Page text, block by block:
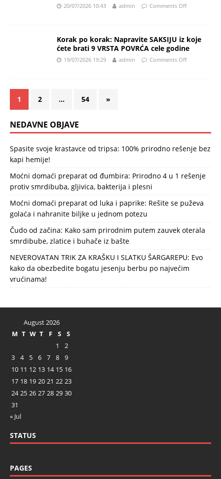
20/07/2026 10:43 admin Comments Off
Korak po korak: Napravite SAKSIJU iz koje
ćete brati 9 VRSTA POVRĆA cele godine
19/07/2026 19:29 admin Comments Off
1 2 … 54 »
NEDAVNE OBJAVE
Spasite svoje krastavce od tripsa: 100% prirodno rešenje bez
kapi hemije!
Moćni domaći preparat od đumbira: Prirodno 4 u 1 rešenje
protiv smrdibuba, gljivica, bakterija i plesni
Moćni domaći preparat od luka i paprike: Rešite se puževa
golaća i nahranite biljke u jednom potezu
Čudo od začina: Kako sam prirodnim putem zauvek oterala
smrdibube, zlatice i buhače iz bašte
NEVEROVATAN TRIK ZA KRAŠKU I SLATKU ŠARGAREPU: Evo
kako da obezbedite bogatu jesenju berbu po najvećim
vrućinama!
August 2026
M T W T F S
S
1
2
3
4 5 6 7 8
9
10 11 12 13 14 15 16
17 18 19 20 21 22 23
24 25 26 27 28 29 30
31
« Jul
STATUS
PAGES